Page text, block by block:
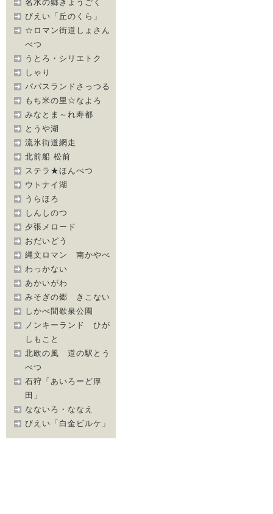
名水の郷きょうごく
びえい「丘のくら」
☆ロマン街道しょさん
べつ
うとろ・シリエトク
しゃり
パパスランドさっつる
もち米の里☆なよろ
みなとま～れ寿都
とうや湖
流氷街道網走
北前船 松前
ステラ★ほんべつ
ウトナイ湖
うらほろ
しんしのつ
夕張メロード
おだいどう
縄文ロマン 南かやべ
わっかない
あかいがわ
みそぎの郷 きこない
しかべ間歇泉公園
ノンキーランド ひが
しもこと
北欧の風 道の駅とう
べつ
石狩「あいろーど厚
田」
なないろ・ななえ
びえい「白金ビルケ」